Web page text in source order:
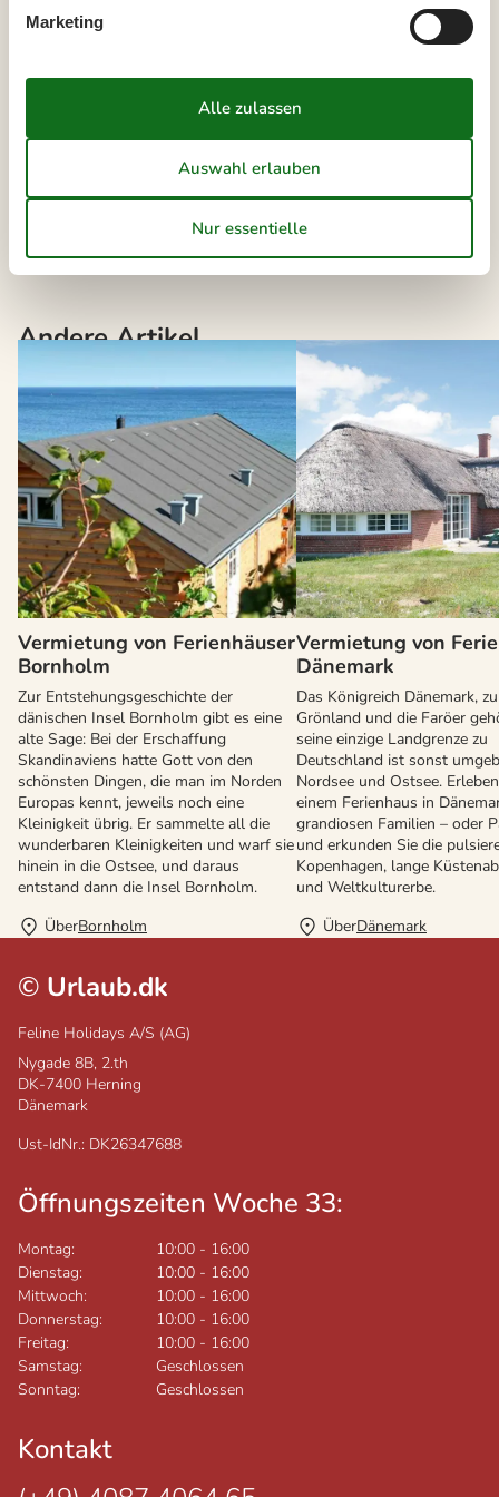
Die neusten Artikel über Hasle
Vermietung von Ferienhäuser Hasle
Andere Artikel
Vermietung von Ferienhäuser
Bornholm
Zur Entstehungsgeschichte der
dänischen Insel Bornholm gibt es eine
alte Sage: Bei der Erschaffung
Skandinaviens hatte Gott von den
schönsten Dingen, die man im Norden
Europas kennt, jeweils noch eine
Kleinigkeit übrig. Er sammelte all die
wunderbaren Kleinigkeiten und warf sie
hinein in die Ostsee, und daraus
entstand dann die Insel Bornholm.
ÜberBornholm
Vermietung von
Dänemark
Das Königreich Dänemark,
Grönland und die Faröer
seine einzige Landgrenze zu
Deutschland ist sonst
Nordsee und Ostsee.
einem Ferienhaus in
grandiosen Familien – oder
und erkunden Sie die
Kopenhagen, lange
und Weltkulturerbe.
ÜberDänemark
© Urlaub.dk
Feline Holidays A/S (AG)
Nygade 8B, 2.th
DK-7400 Herning
Dänemark
Ust-IdNr.: DK26347688
Öffnungszeiten Woche 33:
Montag: 10:00 - 16:00
Dienstag:
10:00 - 16:00
Mittwoch:
10:00 - 16:00
Donnerstag:
10:00 - 16:00
Freitag:
10:00 - 16:00
Samstag:
Geschlossen
Sonntag:
Geschlossen
Kontakt
Marketing